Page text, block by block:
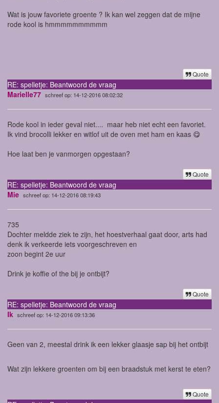
Wat is jouw favoriete groente ? Ik kan wel zeggen dat de mijne
rode kool is hmmmmmmmmmm
Quote
RE: spelletje: Beantwoord de vraag
Marielle77 schreef op: 14-12-2016 08:02:32
Rode kool in ieder geval niet.... maar heb niet echt een favoriet.
Ik vind brocolli lekker en witlof uit de oven met ham en kaas 😋
Hoe laat ben je vanmorgen opgestaan?
Quote
RE: spelletje: Beantwoord de vraag
Mie schreef op: 14-12-2016 08:19:43
735
Dochter meldde ziek te zijn, het hoestverhaal gaat door, arts had
denk ik verkeerde iets voorgeschreven en
zoon begint 2e uur
Drink je koffie of the bij je ontbijt?
Quote
RE: spelletje: Beantwoord de vraag
Ik schreef op: 14-12-2016 09:13:36
Geen van 2, meestal drink ik een lekker glaasje sap bij het ontbijt
Wat zijn lekkere groenten om bij een braadstuk met kerst te eten?
Quote